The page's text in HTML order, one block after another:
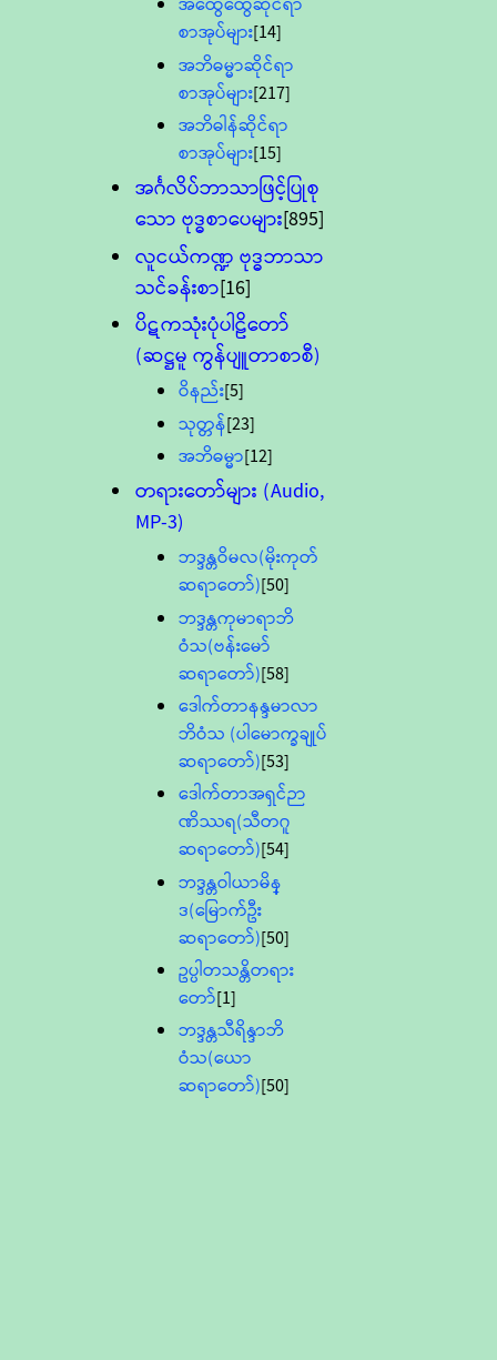
စာအုပ်များ[14]
အဘိဓမ္မာဆိုင်ရာ
စာအုပ်များ[217]
အဘိဓါန်ဆိုင်ရာ
စာအုပ်များ[15]
အင်္ဂလိပ်ဘာသာဖြင့်ပြုစု
သော ဗုဒ္ဓစာပေများ[895]
လူငယ်ကဏ္ဍ ဗုဒ္ဓဘာသာ
သင်ခန်းစာ[16]
ပိဋကသုံးပုံပါဠိတော်
(ဆဋ္ဌမူ ကွန်ပျူတာစာစီ)
ဝိနည်း[5]
သုတ္တန်[23]
အဘိဓမ္မာ[12]
တရားတော်များ (Audio,
MP-3)
ဘဒ္ဒန္တဝိမလ(မိုးကုတ်
ဆရာတော်)[50]
ဘဒ္ဒန္တကုမာရာဘိ
ဝံသ(ဗန်းမော်
ဆရာတော်)[58]
ဒေါက်တာနန္ဒမာလာ
ဘိဝံသ (ပါမောက္ခချုပ်
ဆရာတော်)[53]
ဒေါက်တာအရှင်ဉာ
ဏိဿရ(သီတဂူ
ဆရာတော်)[54]
ဘဒ္ဒန္တဝါယာမိန္
ဒ(မြောက်ဦး
ဆရာတော်)[50]
ဥပ္ပါတသန္တိတရား
တော်[1]
ဘဒ္ဒန္တသီရိန္ဒာဘိ
ဝံသ(ယော
ဆရာတော်)[50]